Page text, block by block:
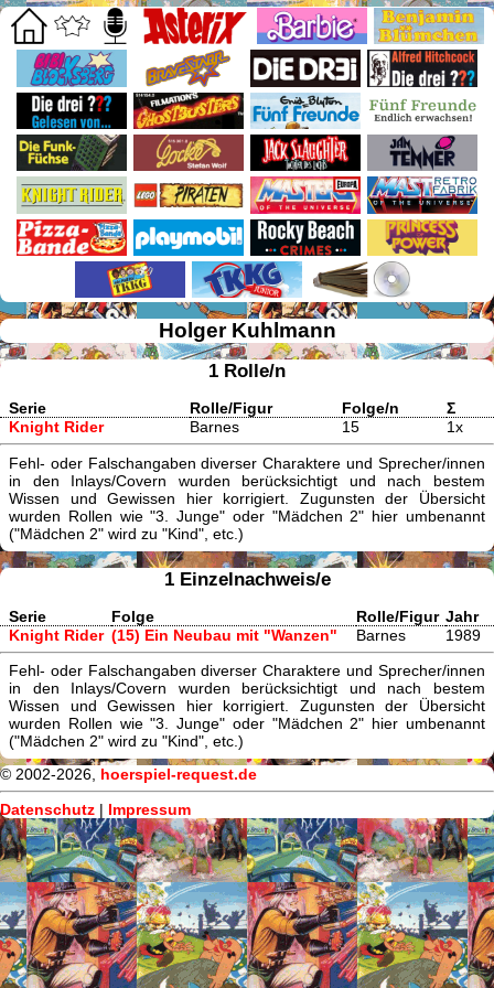
Holger Kuhlmann
1 Rolle/n
Serie Rolle/Figur Folge/n
Σ
Knight Rider
Barnes 15 1x
Fehl- oder Falschangaben diverser Charaktere und Sprecher/innen
in den Inlays/Covern wurden berücksichtigt und nach bestem
Wissen und Gewissen hier korrigiert. Zugunsten der Übersicht
wurden Rollen wie "3. Junge" oder "Mädchen 2" hier umbenannt
("Mädchen 2" wird zu "Kind", etc.)
1 Einzelnachweis/e
Serie Folge Rolle/Figur Jahr
Knight Rider (15) Ein Neubau mit "Wanzen" Barnes 1989
Fehl- oder Falschangaben diverser Charaktere und Sprecher/innen
in den Inlays/Covern wurden berücksichtigt und nach bestem
Wissen und Gewissen hier korrigiert. Zugunsten der Übersicht
wurden Rollen wie "3. Junge" oder "Mädchen 2" hier umbenannt
("Mädchen 2" wird zu "Kind", etc.)
© 2002-2026, hoerspiel-request.de
Datenschutz | Impressum